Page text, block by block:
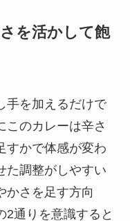
を活かして飽
手を加えるだけで
このカレーは辛さ
すかで体感が変わ
た調整がしやすい
かさを足す方向
2通りを意識すると